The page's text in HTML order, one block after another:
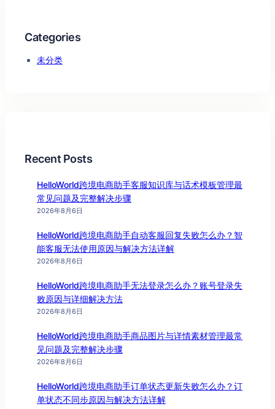
Categories
未分类
Recent Posts
HelloWorld跨境电商助手客服知识库与话术模板管理最
常见问题及完整解决步骤
2026年8月6日
HelloWorld跨境电商助手自动客服回复失败怎么办？智
能客服无法使用原因与解决方法详解
2026年8月6日
HelloWorld跨境电商助手无法登录怎么办？账号登录失
败原因与详细解决方法
2026年8月6日
HelloWorld跨境电商助手商品图片与详情素材管理最常
见问题及完整解决步骤
2026年8月6日
HelloWorld跨境电商助手订单状态更新失败怎么办？订
单状态不同步原因与解决方法详解